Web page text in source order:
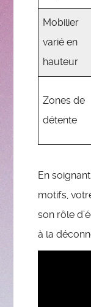
Mobilier
varié en
hauteur
Zones de
détente
En
motifs,
son rôle
à la